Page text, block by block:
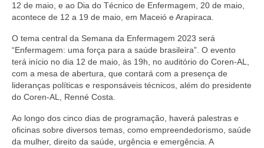
Decisões
Portarias
Resoluções
Desagravo Público
Censura Pública
12 de maio, e ao Dia do Técnico de Enfermagem, 20 de maio,
acontece de 12 a 19 de maio, em Maceió e Arapiraca.
O tema central da Semana da Enfermagem 2023 será
“Enfermagem: uma força para a saúde brasileira”. O evento
terá início no dia 12 de maio, às 19h, no auditório do Coren-AL,
com a mesa de abertura, que contará com a presença de
lideranças políticas e responsáveis técnicos, além do presidente
do Coren-AL, Renné Costa.
Ao longo dos cinco dias de programação, haverá palestras e
oficinas sobre diversos temas, como empreendedorismo, saúde
da mulher, direito da saúde, urgência e emergência. A